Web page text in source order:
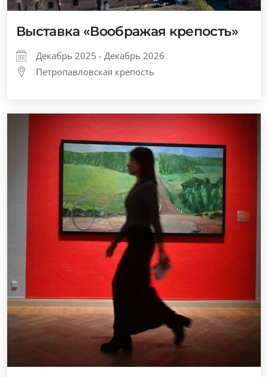
Выставка «Воображая крепость»
Декабрь 2025 - Декабрь 2026
Петропавловская крепость